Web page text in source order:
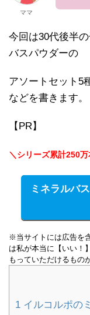
ママ
今回は30代後半
バスパウダーの
アソートセット5
などを書きます。
【PR】
＼シリーズ累計250
ミネラルバ
※当サイトには広告を
は私が本当に【いい！
もっていただけるもの
1 イルコルポの